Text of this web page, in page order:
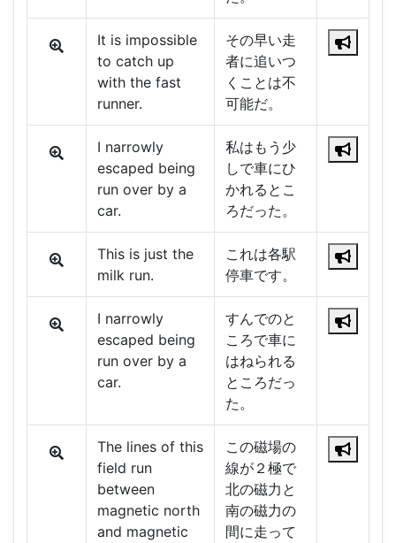
It is impossible
to catch up
with the fast
runner.
その早い走
者に追いつ
くことは不
可能だ。
I narrowly
escaped being
run over by a
car.
私はもう少
しで車にひ
かれるとこ
ろだった。
This is just the
milk run.
これは各駅
停車です。
I narrowly
escaped being
run over by a
car.
すんでのと
ころで車に
はねられる
ところだっ
た。
The lines of this
field run
between
magnetic north
and magnetic
この磁場の
線が２極で
北の磁力と
南の磁力の
間に走って